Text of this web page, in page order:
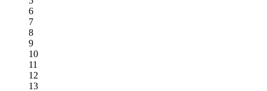
6
7
8
9
10
11
12
13